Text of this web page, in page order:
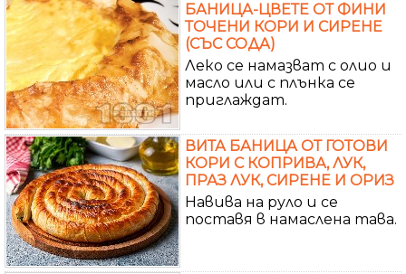
БАНИЦА-ЦВЕТЕ ОТ ФИНИ
ТОЧЕНИ КОРИ И СИРЕНЕ
(СЪС СОДА)
Леко се намазват с олио и
масло или с плънка се
приглаждат.
ВИТА БАНИЦА ОТ ГОТОВИ
КОРИ С КОПРИВА, ЛУК,
ПРАЗ ЛУК, СИРЕНЕ И ОРИЗ
Навива на руло и се
поставя в намаслена тава.